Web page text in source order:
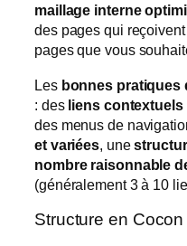
maillage interne
des pages qui
pages que vous
Les bonnes pratiques
: des liens
des menus de
et variées, une
nombre raisonnable
(généralement 3 à 10
Structure en